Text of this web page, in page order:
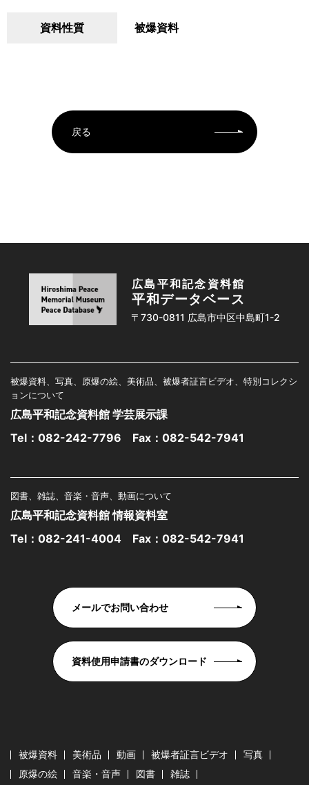
資料性質 被爆資料
戻る
広島平和記念資料館
平和データベース
〒730-0811 広島市中区中島町1-2
被爆資料、写真、原爆の絵、美術品、被爆者証言ビデオ、特別コレクシ
ョンについて
広島平和記念資料館 学芸展示課
Tel： 082-242-7796 Fax：082-542-7941
図書、雑誌、音楽・音声、動画について
広島平和記念資料館 情報資料室
Tel： 082-241-4004 Fax：082-542-7941
メールでお問い合わせ
資料使用申請書のダウンロード
被爆資料 美術品 動画 被爆者証言ビデオ
写真
原爆の絵
音楽・音声 図書 雑誌